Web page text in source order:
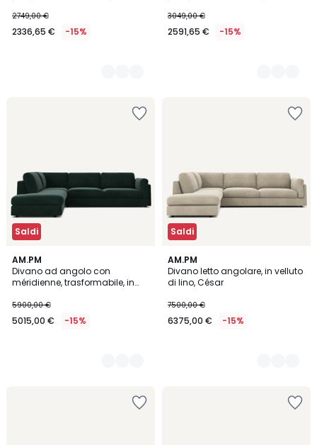
2749,00 €
2336,65 € -15%
3049,00 €
2591,65 € -15%
Saldi
AM.PM
Divano ad angolo con
méridienne, trasformabile, in
5900,00 €
5015,00 € -15%
18
Colori
Saldi
AM.PM
Divano letto angolare, in velluto
di lino, César
7500,00 €
6375,00 € -15%
5
Colori